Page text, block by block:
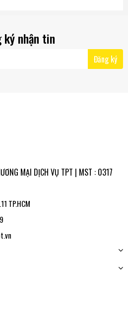
ký nhận tin
Đăng ký
MẠI DỊCH VỤ TPT | MST : 0317
TP.HCM